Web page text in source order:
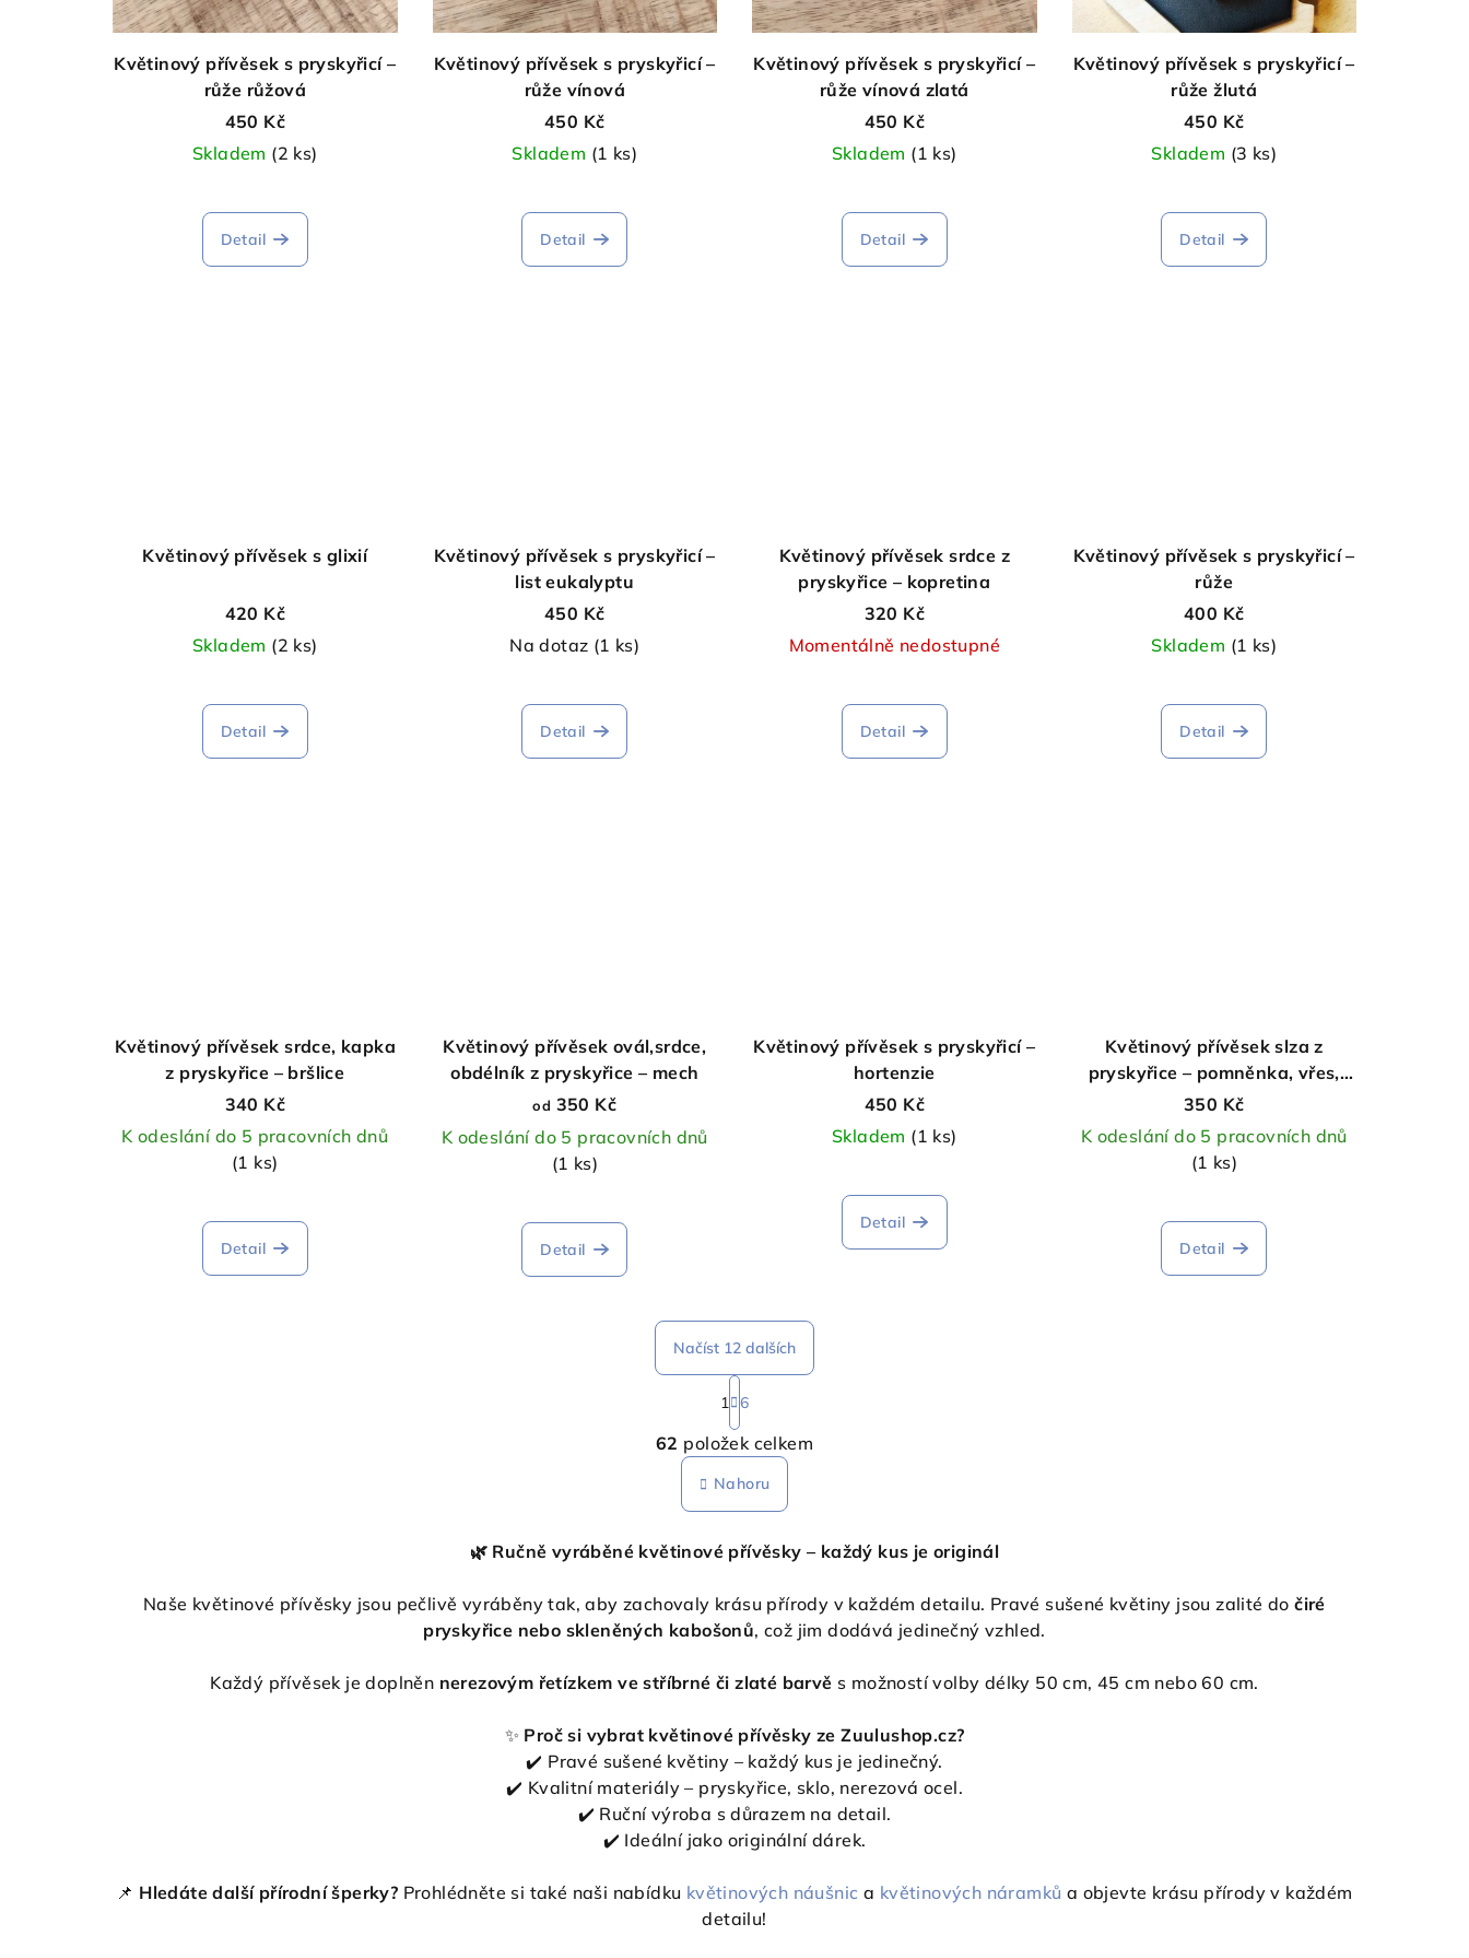
u
k
p
r
Květinový přívěsek s pryskyřicí –
růže růžová
450 Kč
Skladem (2 ks)
hodnocení
produktu
je
Detail
Květinový přívěsek s pryskyřicí –
růže vínová
450 Kč
Skladem (1 ks)
hodnocení
produktu
je
Detail
Květinový přívěsek s pryskyřicí –
růže vínová zlatá
450 Kč
Skladem (1 ks)
hodnocení
produktu
je
Detail
Květinový přívěsek s pryskyřicí –
růže žlutá
450 Kč
Skladem (3 ks)
Detail
Květinový přívěsek s glixií
420 Kč
Skladem (2 ks)
Detail
Květinový přívěsek s pryskyřicí –
list eukalyptu
450 Kč
Na dotaz (1 ks)
Detail
Květinový přívěsek srdce z
pryskyřice – kopretina
320 Kč
Momentálně nedostupné
Detail
Květinový přívěsek s pryskyřicí –
růže
400 Kč
Skladem (1 ks)
Detail
Květinový přívěsek srdce, kapka
z pryskyřice – bršlice
340 Kč
K odeslání do 5 pracovních dnů
(1 ks)
Detail
Květinový přívěsek ovál,srdce,
obdélník z pryskyřice – mech
od 350 Kč
K odeslání do 5 pracovních dnů
(1 ks)
Detail
Květinový přívěsek s pryskyřicí –
hortenzie
450 Kč
Skladem (1 ks)
Detail
Květinový přívěsek slza z
pryskyřice – pomněnka, vřes,
broom bloom a kapradí
350 Kč
K odeslání do 5 pracovních dnů
(1 ks)
Detail
O
v
l
á
d
c
í
p
v
k
y
v
ý
p
i
s
Načíst 12 dalších
S
t
r
á
n
k
o
v
n
í
1 6
62 položek celkem
Nahoru
🌿 Ručně vyráběné květinové přívěsky – každý kus je originál
Naše květinové přívěsky jsou pečlivě vyráběny tak, aby zachovaly krásu přírody v každém detailu. Pravé sušené květiny jsou zalité dočiré
pryskyřice nebo skleněných kabošonů, což jim dodává jedinečný vzhled.
Každý přívěsek je doplněn nerezovým řetízkem ve stříbrné či zlaté barvě s možností volby délky 50 cm, 45 cm nebo 60 cm.
✨ Proč si vybrat květinové přívěsky ze Zuulushop.cz?
✔️ Pravé sušené květiny – každý kus je jedinečný.
✔️ Kvalitní materiály – pryskyřice, sklo, nerezová ocel.
✔️ Ruční výroba s důrazem na detail.
✔️ Ideální jako originální dárek.
📌 Hledáte další přírodní šperky? Prohlédněte si také naši nabídku květinových náušnic a květinových náramků a objevte krásu přírody v každém
detailu!